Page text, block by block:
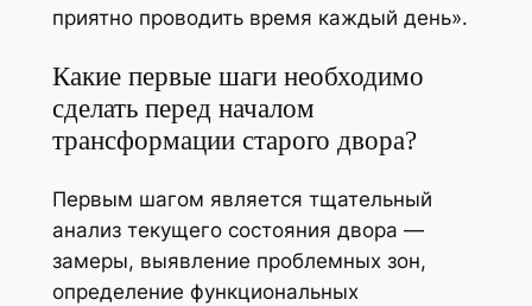
приятно проводить время каждый день».
Какие первые шаги необходимо
сделать перед началом
трансформации старого двора?
Первым шагом является тщательный
анализ текущего состояния двора —
замеры, выявление проблемных зон,
определение функциональных